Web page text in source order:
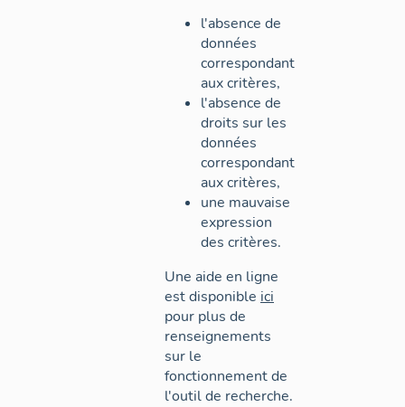
l'absence de
données
correspondant
aux critères,
l'absence de
droits sur les
données
correspondant
aux critères,
une mauvaise
expression
des critères.
Une aide en ligne
est disponible ici
pour plus de
renseignements
sur le
fonctionnement de
l'outil de recherche.